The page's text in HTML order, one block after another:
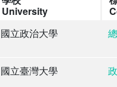
University
國立政治大學
國立臺灣大學